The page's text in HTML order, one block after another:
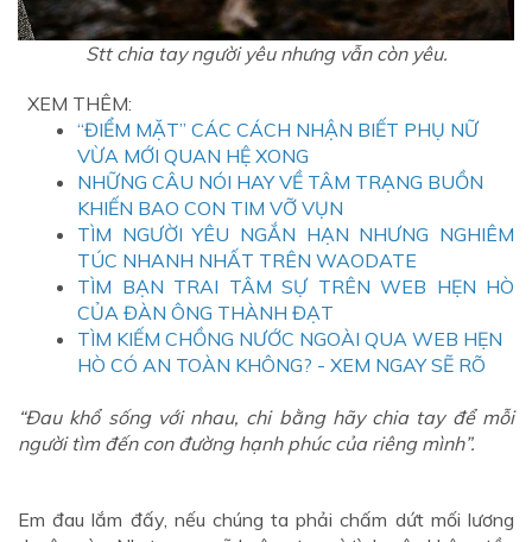
Stt chia tay người yêu nhưng vẫn còn yêu.
XEM THÊM:
“ĐIỂM MẶT” CÁC CÁCH NHẬN BIẾT PHỤ NỮ
VỪA MỚI QUAN HỆ XONG
NHỮNG CÂU NÓI HAY VỀ TÂM TRẠNG BUỒN
KHIẾN BAO CON TIM VỠ VỤN
TÌM NGƯỜI YÊU NGẮN HẠN NHƯNG NGHIÊM
TÚC NHANH NHẤT TRÊN WAODATE
TÌM BẠN TRAI TÂM SỰ TRÊN WEB HẸN HÒ
CỦA ĐÀN ÔNG THÀNH ĐẠT
TÌM KIẾM CHỒNG NƯỚC NGOÀI QUA WEB HẸN
HÒ CÓ AN TOÀN KHÔNG? - XEM NGAY SẼ RÕ
“Đau khổ sống với nhau, chi bằng hãy chia tay để mỗi
người tìm đến con đường hạnh phúc của riêng mình”.
Em đau lắm đấy, nếu chúng ta phải chấm dứt mối lương